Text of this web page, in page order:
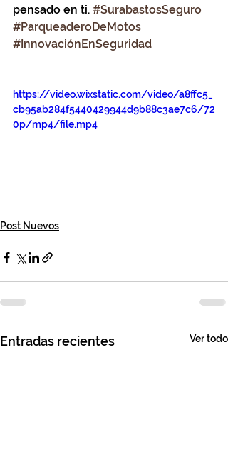
pensado en ti. #SurabastosSeguro
#ParqueaderoDeMotos
#InnovaciónEnSeguridad
https://video.wixstatic.com/video/a8ffc5_
cb95ab284f5440429944d9b88c3ae7c6/72
0p/mp4/file.mp4
Post Nuevos
Entradas recientes Ver todo